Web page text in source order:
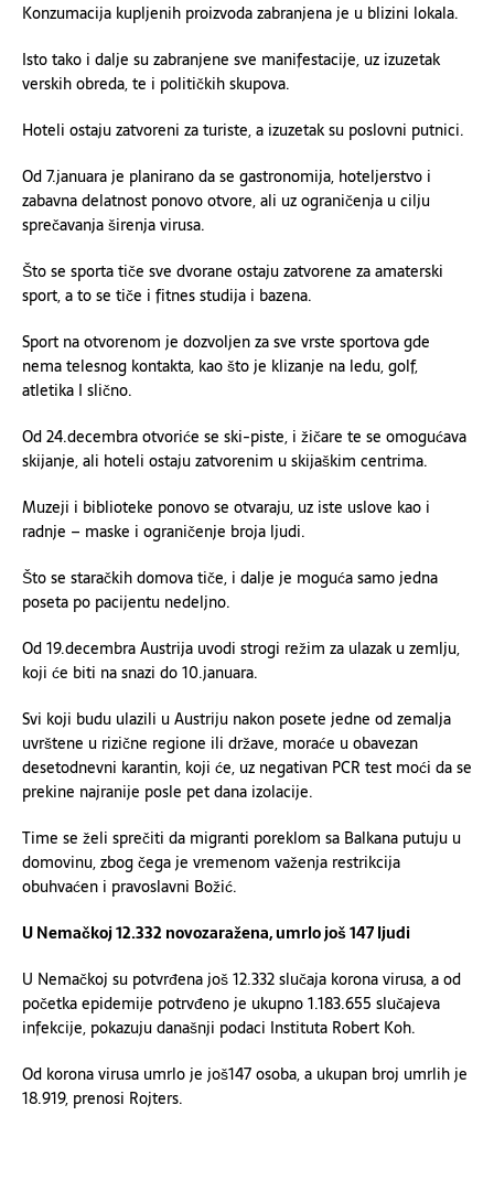
Konzumacija kupljenih proizvoda zabranjena je u blizini lokala.
Isto tako i dalje su zabranjene sve manifestacije, uz izuzetak
verskih obreda, te i političkih skupova.
Hoteli ostaju zatvoreni za turiste, a izuzetak su poslovni putnici.
Od 7.januara je planirano da se gastronomija, hoteljerstvo i
zabavna delatnost ponovo otvore, ali uz ograničenja u cilju
sprečavanja širenja virusa.
Što se sporta tiče sve dvorane ostaju zatvorene za amaterski
sport, a to se tiče i fitnes studija i bazena.
Sport na otvorenom je dozvoljen za sve vrste sportova gde
nema telesnog kontakta, kao što je klizanje na ledu, golf,
atletika I slično.
Od 24.decembra otvoriće se ski-piste, i žičare te se omogućava
skijanje, ali hoteli ostaju zatvorenim u skijaškim centrima.
Muzeji i biblioteke ponovo se otvaraju, uz iste uslove kao i
radnje – maske i ograničenje broja ljudi.
Što se staračkih domova tiče, i dalje je moguća samo jedna
poseta po pacijentu nedeljno.
Od 19.decembra Austrija uvodi strogi režim za ulazak u zemlju,
koji će biti na snazi do 10.januara.
Svi koji budu ulazili u Austriju nakon posete jedne od zemalja
uvrštene u rizične regione ili države, moraće u obavezan
desetodnevni karantin, koji će, uz negativan PCR test moći da se
prekine najranije posle pet dana izolacije.
Time se želi sprečiti da migranti poreklom sa Balkana putuju u
domovinu, zbog čega je vremenom važenja restrikcija
obuhvaćen i pravoslavni Božić.
U Nemačkoj 12.332 novozaražena, umrlo još 147 ljudi
U Nemačkoj su potvrđena još 12.332 slučaja korona virusa, a od
početka epidemije potrvđeno je ukupno 1.183.655 slučajeva
infekcije, pokazuju današnji podaci Instituta Robert Koh.
Od korona virusa umrlo je još147 osoba, a ukupan broj umrlih je
18.919, prenosi Rojters.